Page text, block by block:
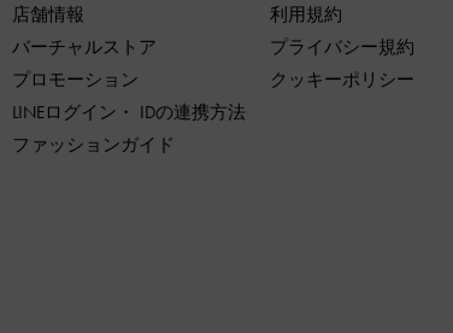
店舗情報
バーチャルストア
プロモーション
LINEログイン・ IDの連携方法
ファッションガイド
利用規約
プライバシー規約
クッキーポリシー